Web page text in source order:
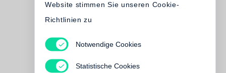
Website stimmen Sie unseren Cookie-
Richtlinien zu
Notwendige Cookies
Statistische Cookies